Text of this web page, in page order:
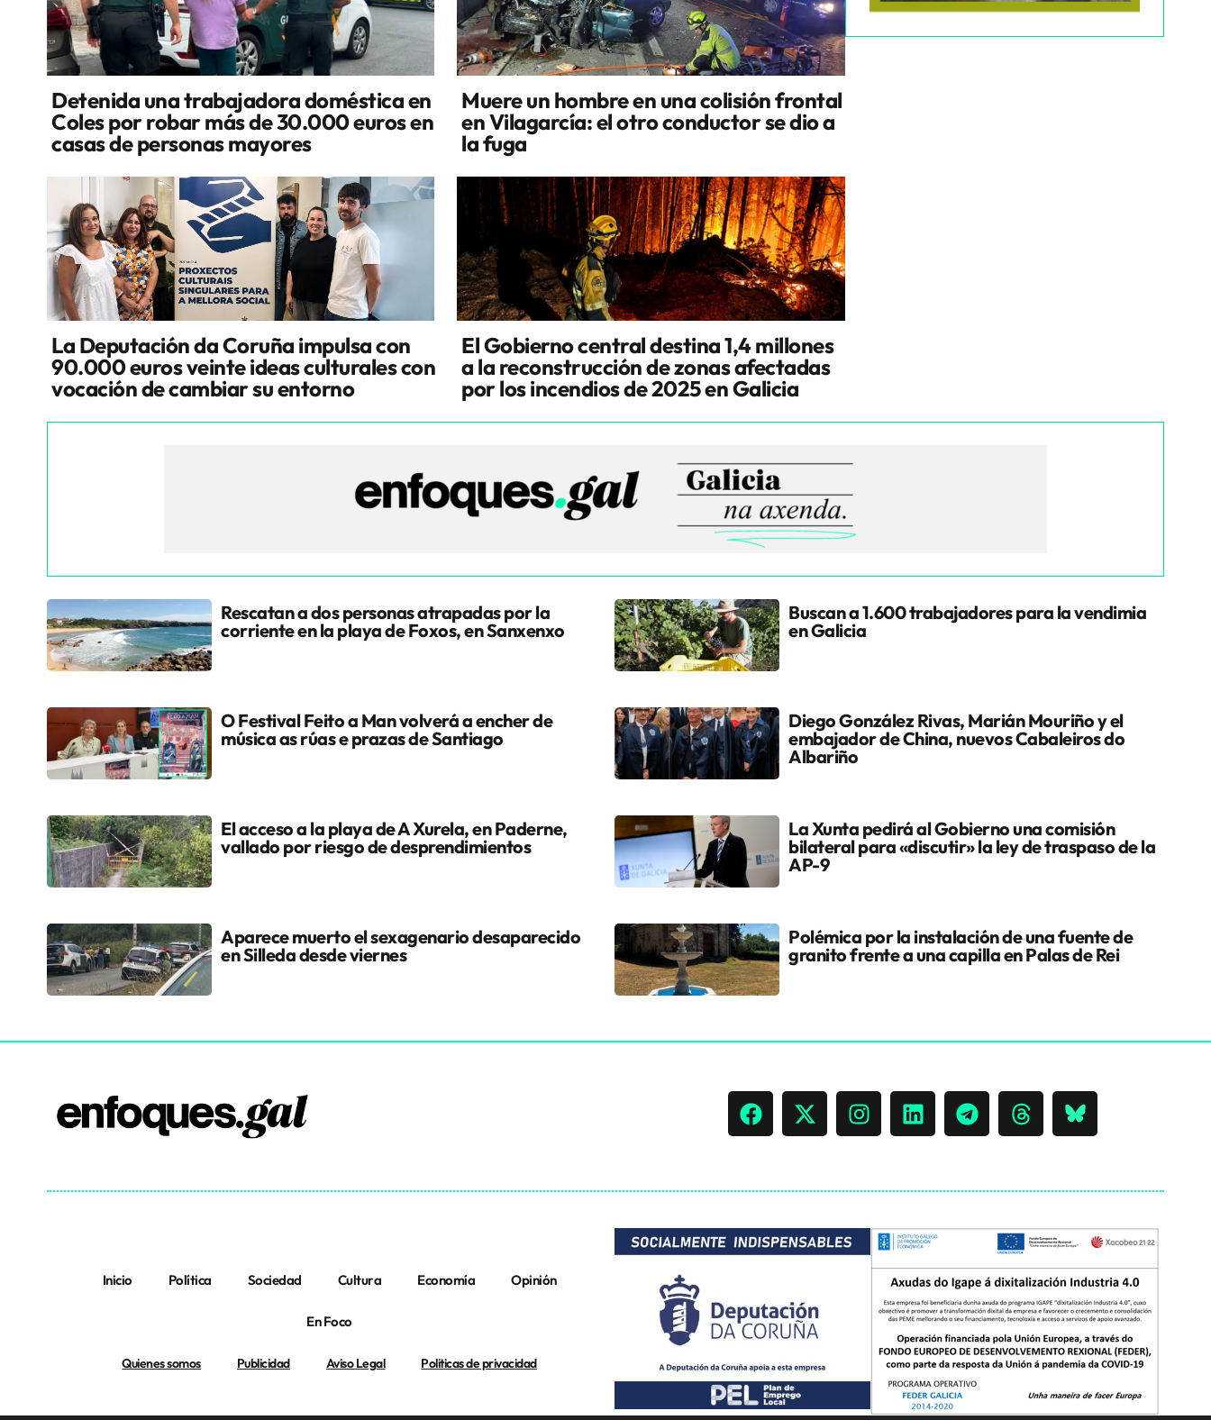
Detenida una trabajadora doméstica en
Coles por robar más de 30.000 euros en
casas de personas mayores
Muere un hombre en una colisión frontal
en Vilagarcía: el otro conductor se dio a
la fuga
La Deputación da Coruña impulsa con
90.000 euros veinte ideas culturales con
vocación de cambiar su entorno
El Gobierno central destina 1,4 millones
a la reconstrucción de zonas afectadas
por los incendios de 2025 en Galicia
Rescatan a dos personas atrapadas por la
corriente en la playa de Foxos, en Sanxenxo
Buscan a 1.600 trabajadores para la vendimia
en Galicia
O Festival Feito a Man volverá a encher de
música as rúas e prazas de Santiago
Diego González Rivas, Marián Mouriño y el
embajador de China, nuevos Cabaleiros do
Albariño
El acceso a la playa de A Xurela, en Paderne,
vallado por riesgo de desprendimientos
La Xunta pedirá al Gobierno una comisión
bilateral para «discutir» la ley de traspaso de la
AP-9
Aparece muerto el sexagenario desaparecido
en Silleda desde viernes
Polémica por la instalación de una fuente de
granito frente a una capilla en Palas de Rei
Inicio Política Sociedad Cultura Economía Opinión
En Foco
Quienes somos Publicidad Aviso Legal Politicas de privacidad